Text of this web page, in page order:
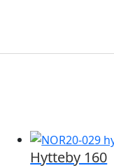
Hytteby 160